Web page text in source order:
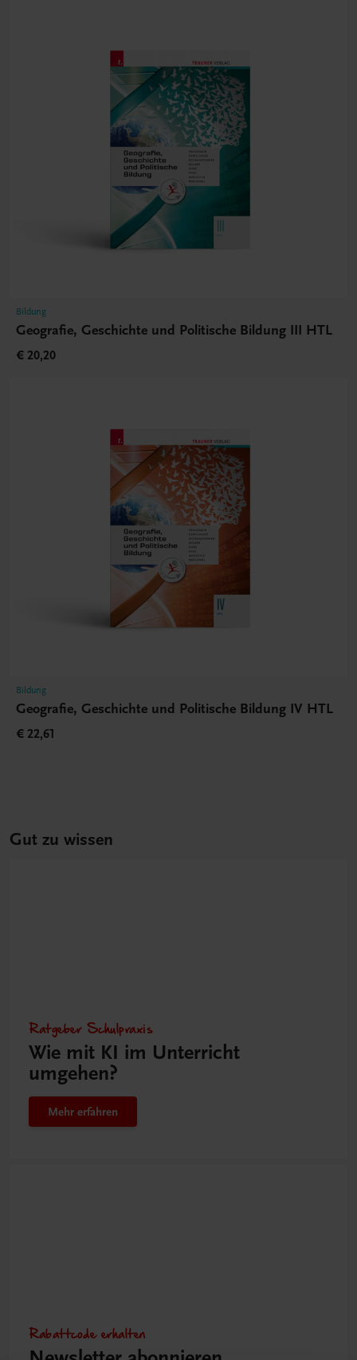
Bildung
Geografie, Geschichte und Politische Bildung III HTL
€ 20,20
Bildung
Geografie, Geschichte und Politische Bildung IV HTL
€ 22,61
Gut zu wissen
Ratgeber Schulpraxis
Wie mit KI im Unterricht
umgehen?
Mehr erfahren
Rabattcode erhalten